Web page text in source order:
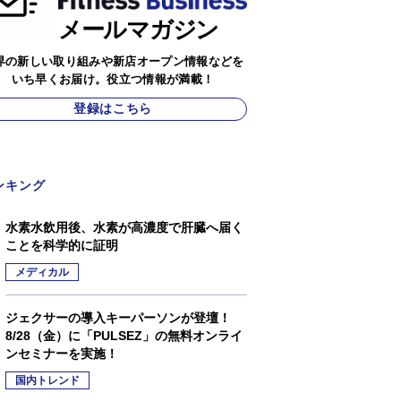
メールマガジン
の新しい取り組みや新店オープン情報などを
いち早くお届け。役立つ情報が満載！
登録はこちら
キング
水素水飲用後、水素が高濃度で肝臓へ届く
ことを科学的に証明
メディカル
ジェクサーの導入キーパーソンが登壇！
8/28（金）に「PULSEZ」の無料オンライ
ンセミナーを実施！
国内トレンド